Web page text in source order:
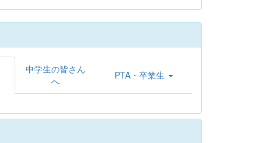
中学生の皆さん
へ
PTA・卒業生